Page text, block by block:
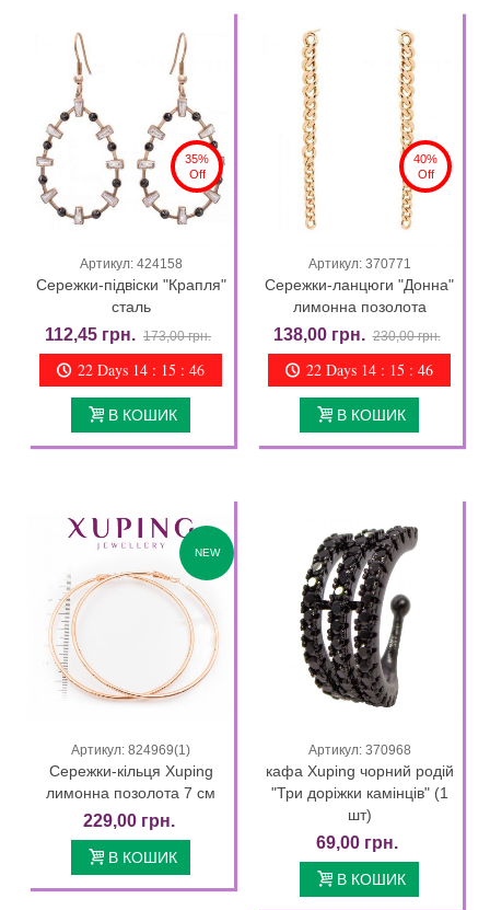
35%
Off
Артикул: 424158
Сережки-підвіски "Крапля"
сталь
112,45 грн. 173,00 грн.
22 Days 14 : 15 : 44
В КОШИК
40%
Off
Артикул: 370771
Сережки-ланцюги "Донна"
лимонна позолота
138,00 грн. 230,00 грн.
22 Days 14 : 15 : 44
В КОШИК
NEW
Артикул: 824969(1)
Сережки-кільця Xuping
лимонна позолота 7 см
229,00 грн.
В КОШИК
Артикул: 370968
кафа Xuping чорний родій
"Три доріжки камінців" (1
шт)
69,00 грн.
В КОШИК